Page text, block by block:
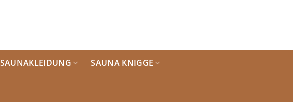
SAUNAKLEIDUNG SAUNA KNIGGE